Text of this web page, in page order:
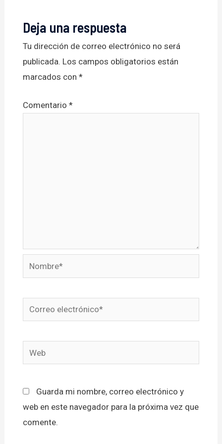
Deja una respuesta
Tu dirección de correo electrónico no será
publicada. Los campos obligatorios están
marcados con *
Comentario *
Nombre*
Correo
electrónico*
Web
Guarda mi nombre, correo electrónico y
web en este navegador para la próxima vez que
comente.